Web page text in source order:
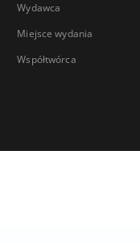
Wydawca
Miejsce wydania
Współtwórca